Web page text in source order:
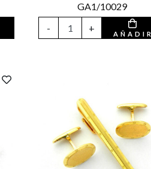
GA1/10029
-
+
AÑADIR